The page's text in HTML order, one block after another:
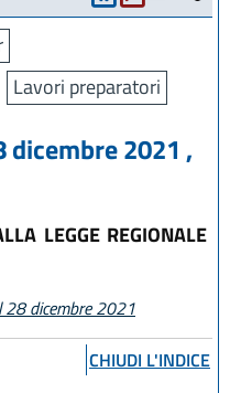
Lavori preparatori
dicembre 2021 ,
LEGGE REGIONALE
dicembre 2021
CHIUDI L'INDICE